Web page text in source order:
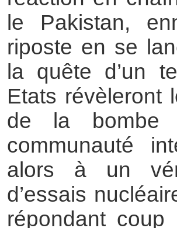
le Pakistan,
riposte en se
la quête d’un
Etats révèleront
de la bombe
communauté
alors à un
d’essais
répondant